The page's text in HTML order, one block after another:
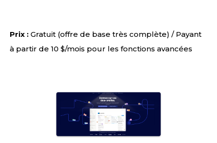
Prix : Gratuit (offre de base très complète) / Payant
à partir de 10 $/mois pour les fonctions avancées